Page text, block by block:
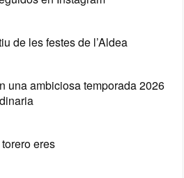
de la FETC
de les festes de l’Aldea
una ambiciosa temporada 2026
eres